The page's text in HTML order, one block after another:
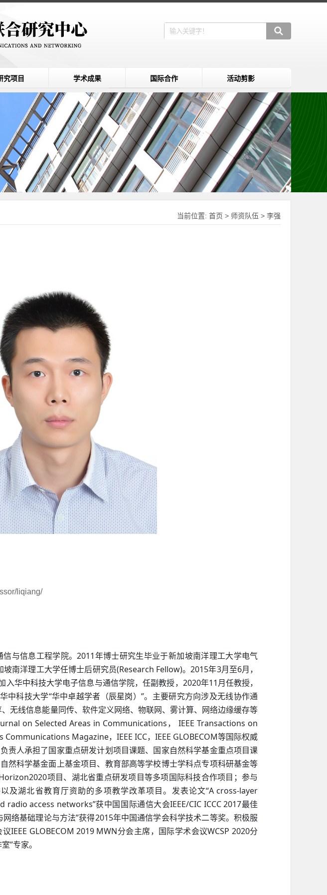
究项目 学术成果 国际合作 活动剪影
当前位置: 首页 > 师资队伍 > 李强
liqiang/
与信息工程学院。 2011 年博士研究生毕业于新加坡南洋理工大学电气
坡南洋理工大学任博士后研究员(Research Fellow)。 2015年3月至6月，
入华中科技大学电子信息与通信学院，任副教授， 2020年11 月任教授，
中科技大学“华中卓越学者（辰星岗）”。主要研究方向涉及无线协作通
无线信息能量同传、软件定义网络、物联网、雾计算、网络边缘缓存等
on Selected Areas in Communications ，
IEEE Transactions on
Communications Magazine， IEEE ICC，IEEE GLOBECOM等国际权威
责人承担了国家重点研发计划项目课题、国家自然科学基金重点项目课
然科学基金面上基金项目、教育部高等学校博士学科点专项科研基金等
项目、湖北省重点研发项目等多项国际科技合作项目；参与
及湖北省教育厅资助的多项教学改革项目。发表论文“A cross-layer
radio access networks”获中国国际通信大会IEEE/CIC ICCC 2017最佳
网络基础理论与方法”获得2015年中国通信学会科学技术二等奖。积极服
议IEEE GLOBECOM 2019 MWN分会主席，国际学术会议WCSP 2020分
室”专家。